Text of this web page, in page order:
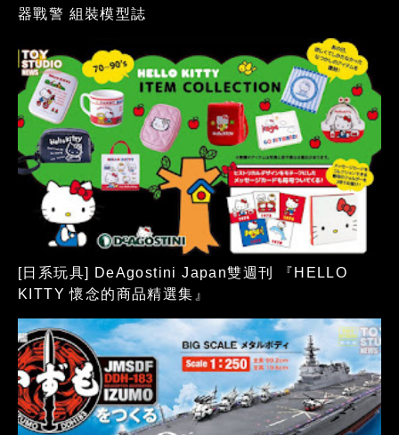
器戰警 組裝模型誌
[日系玩具] DeAgostini Japan雙週刊 『HELLO
KITTY 懷念的商品精選集』